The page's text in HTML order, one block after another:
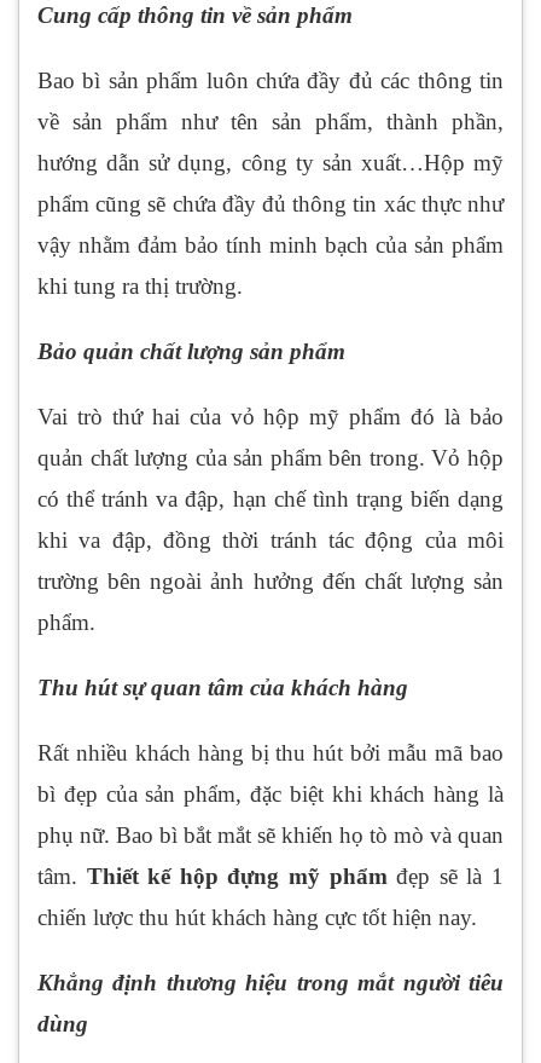
Cung cấp thông tin về sản phẩm
Bao bì sản phẩm luôn chứa đầy đủ các thông tin
về sản phẩm như tên sản phẩm, thành phần,
hướng dẫn sử dụng, công ty sản xuất…Hộp mỹ
phẩm cũng sẽ chứa đầy đủ thông tin xác thực như
vậy nhằm đảm bảo tính minh bạch của sản phẩm
khi tung ra thị trường.
Bảo quản chất lượng sản phẩm
Vai trò thứ hai của vỏ hộp mỹ phẩm đó là bảo
quản chất lượng của sản phẩm bên trong. Vỏ hộp
có thể tránh va đập, hạn chế tình trạng biến dạng
khi va đập, đồng thời tránh tác động của môi
trường bên ngoài ảnh hưởng đến chất lượng sản
phẩm.
Thu hút sự quan tâm của khách hàng
Rất nhiều khách hàng bị thu hút bởi mẫu mã bao
bì đẹp của sản phẩm, đặc biệt khi khách hàng là
phụ nữ. Bao bì bắt mắt sẽ khiến họ tò mò và quan
tâm. Thiết kế hộp đựng mỹ phẩm đẹp sẽ là 1
chiến lược thu hút khách hàng cực tốt hiện nay.
Khẳng định thương hiệu trong mắt người tiêu
dùng